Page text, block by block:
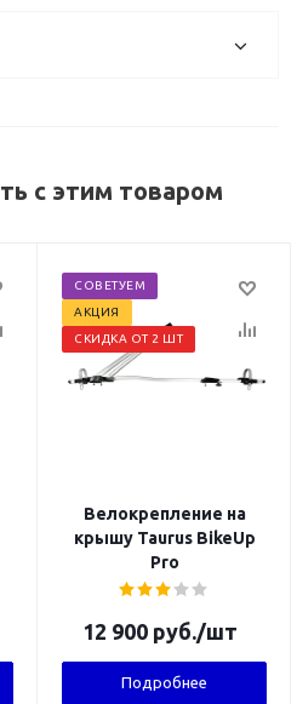
с этим товаром
СОВЕТУЕМ
АКЦИЯ
СКИДКА ОТ 2 ШТ
Велокрепление на
крышу Taurus BikeUp
Pro
12 900 руб./шт
Подробнее